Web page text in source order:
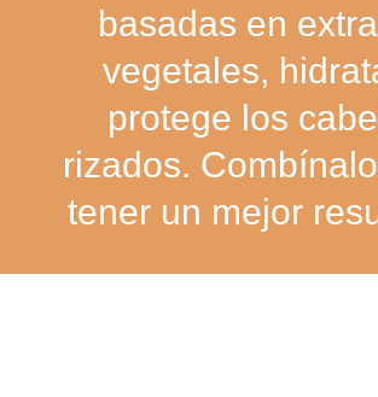
basadas en
vegetales,
protege los
rizados.
tener un mejor